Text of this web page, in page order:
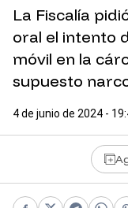
La Fiscalía
oral el intento
móvil en la
supuesto
4 de junio de 2024 -